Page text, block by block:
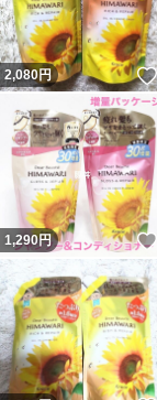
2,080円
1,290円